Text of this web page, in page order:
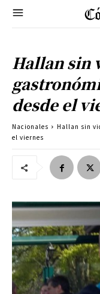
Hallan sin
desde el
Nacionales
Hallan sin
el viernes